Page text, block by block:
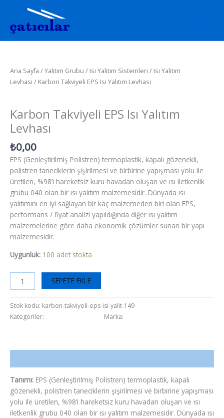
Ana Sayfa /Yalıtım Grubu / Isı Yalıtım Sistemleri / Isı Yalıtım
Levhası / Karbon Takviyeli EPS Isı Yalıtım Levhası
Karbon Takviyeli EPS Isı Yalıtım
Levhası
₺0,00
EPS (Genleştirilmiş Polistren) termoplastik, kapalı gözenekli,
polistren taneciklerin şişirilmesi ve birbirine yapışması yolu ile
üretilen, %98’i hareketsiz kuru havadan oluşan ve ısı iletkenlik
grubu 040 olan bir ısı yalıtım malzemesidir. Dünyada ısı
yalıtımını en iyi sağlayan bir kaç malzemeden biri olan EPS,
performans / fiyat analizi yapıldığında diğer ısı yalıtım
malzemelerine göre daha ekonomik çözümler sunan bir yapı
malzemesidir.
Uygunluk: 100 adet stokta
EPS
Isı
adet
SEPETE EKLE
Stok kodu: karbon-takviyeli-eps-isi-yalit-149
Kategoriler:
Marka:
Tanımı: EPS (Genleştirilmiş Polistren) termoplastik, kapalı
gözenekli, polistren taneciklerin şişirilmesi ve birbirine yapışması
yolu ile üretilen, %98’i hareketsiz kuru havadan oluşan ve ısı
iletkenlik grubu 040 olan bir ısı yalıtım malzemesidir. Dünyada ısı